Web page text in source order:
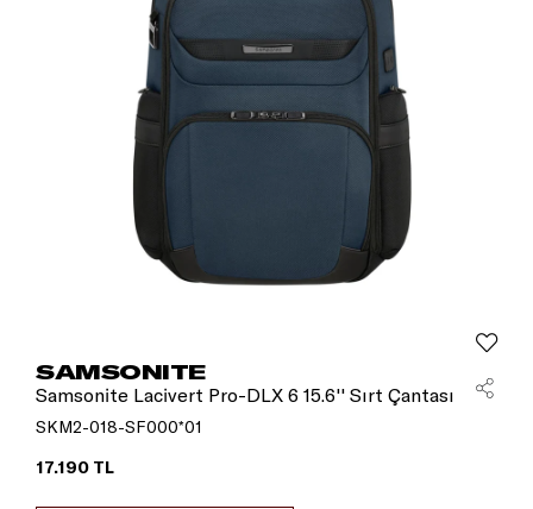
SAMSONITE
Samsonite Lacivert Pro-DLX 6 15.6'' Sırt Çantası
SKM2-018-SF000*01
17.190 TL